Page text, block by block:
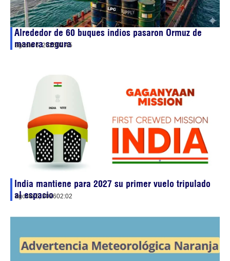
Alrededor de 60 buques indios pasaron Ormuz de
manera segura
agosto 6, 202602:45
India mantiene para 2027 su primer vuelo tripulado
al espacio
agosto 6, 202602:02